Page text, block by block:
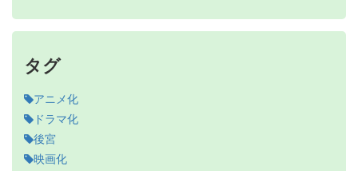
タグ
アニメ化
ドラマ化
後宮
映画化